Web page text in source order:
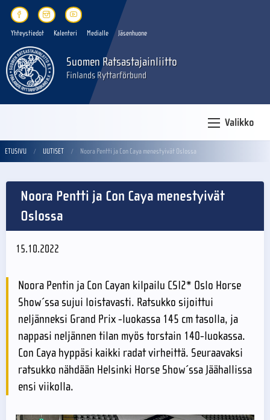
Yhteystiedot Kalenteri Medialle Jäsenhuone
Suomen Ratsastajainliitto
Finlands Ryttarförbund
Valikko
ETUSIVU UUTISET Noora Pentti ja Con Caya menestyivät Oslossa
Noora Pentti ja Con Caya menestyivät
Oslossa
15.10.2022
Noora Pentin ja Con Cayan kilpailu CSI2* Oslo Horse
Show´ssa sujui loistavasti. Ratsukko sijoittui
neljänneksi Grand Prix -luokassa 145 cm tasolla, ja
nappasi neljännen tilan myös torstain 140-luokassa.
Con Caya hyppäsi kaikki radat virheittä. Seuraavaksi
ratsukko nähdään Helsinki Horse Show´ssa Jäähallissa
ensi viikolla.